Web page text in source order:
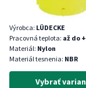
Výrobca: LÜDECKE
Pracovná teplota: až do
Materiál: Nylon
Materiál tesnenia: NBR
Vybrať